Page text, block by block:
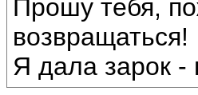
Прошу тебя,
возвращаться!
Я дала зарок -